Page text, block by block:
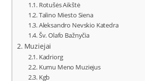
Rotušės Aikštė
Talino Miesto Siena
Aleksandro Nevskio Katedra
Šv. Olafo Bažnyčia
Muziejai
Kadriorg
Kumu Meno Muziejus
Kgb